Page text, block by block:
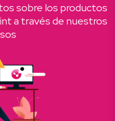
sobre los productos
a través de nuestros